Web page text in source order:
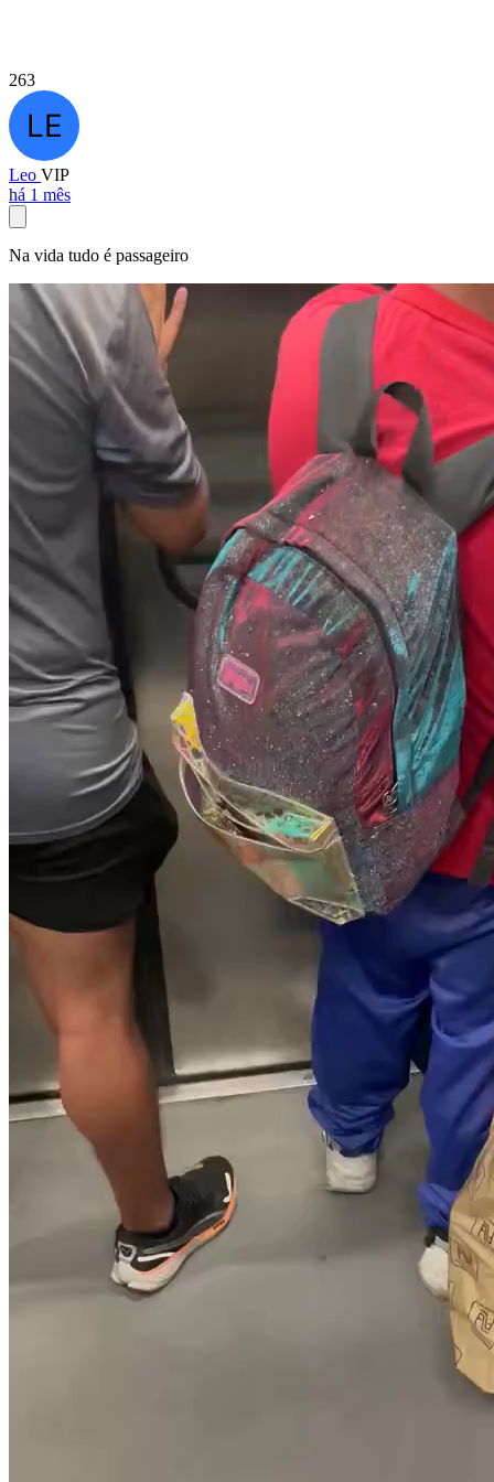
263
Leo VIP
há 1 mês
Na vida tudo é passageiro